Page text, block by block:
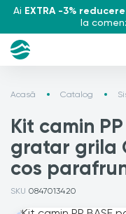
Ai EXTRA -3% reducere
la
Acasă Catalog
Kit camin
gratar grila
cos
SKU 0847013420